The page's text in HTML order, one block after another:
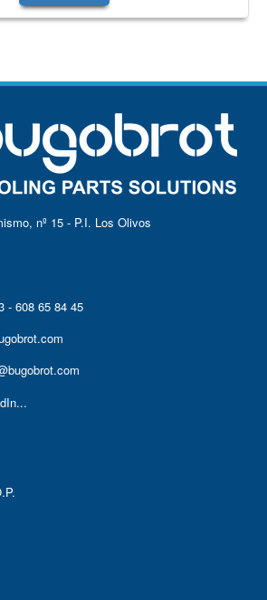
nº 15 - P.I. Los Olivos
- 608 65 84 45